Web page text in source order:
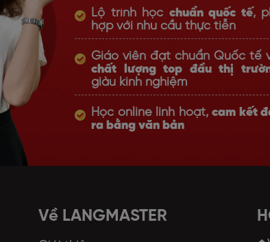
Lộ trình học chuẩn quốc tế,
hợp với nhu cầu thực tiễn
Giáo viên đạt chuẩn Quốc tế
chất lượng top đầu thị
giàu kinh nghiệm
Học online linh hoạt,cam kết
ra bằng văn bản
Về LANGMASTER